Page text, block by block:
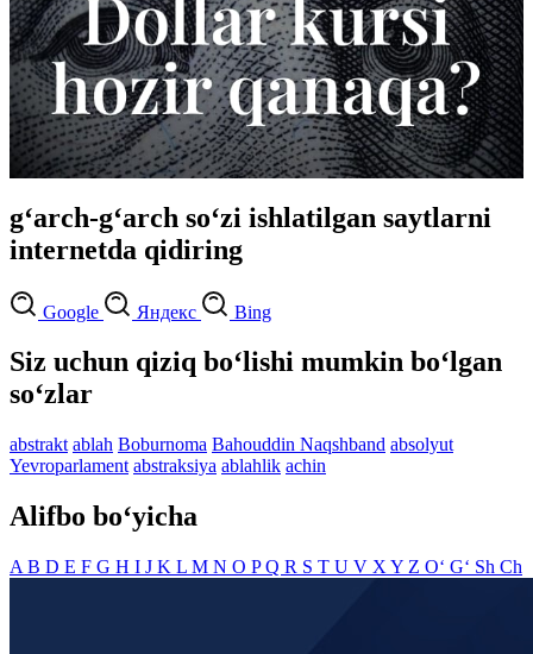
g‘arch-g‘arch so‘zi ishlatilgan saytlarni
internetda qidiring
Google Яндекс Bing
Siz uchun qiziq bo‘lishi mumkin bo‘lgan
so‘zlar
abstrakt ablah Boburnoma Bahouddin Naqshband absolyut
Yevroparlament abstraksiya ablahlik achin
Alifbo bo‘yicha
A B D E F G H I J K L M N O PQ R S T U V X Y Z O‘ G‘ Sh Ch